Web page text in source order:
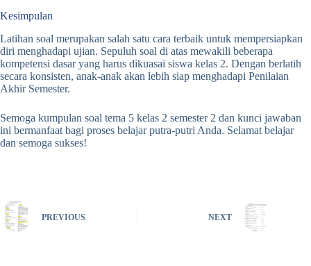
Kesimpulan
Latihan soal merupakan salah satu cara terbaik untuk mempersiapkan
diri menghadapi ujian. Sepuluh soal di atas mewakili beberapa
kompetensi dasar yang harus dikuasai siswa kelas 2. Dengan berlatih
secara konsisten, anak-anak akan lebih siap menghadapi Penilaian
Akhir Semester.
Semoga kumpulan soal tema 5 kelas 2 semester 2 dan kunci jawaban
ini bermanfaat bagi proses belajar putra-putri Anda. Selamat belajar
dan semoga sukses!
PREVIOUS NEXT